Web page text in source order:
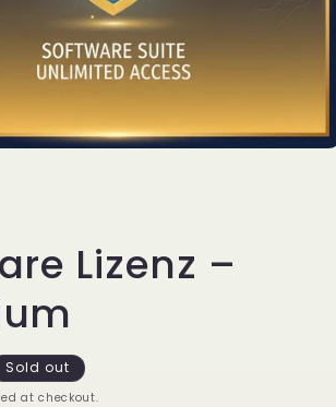
Lizenz –
Sold out
at checkout.